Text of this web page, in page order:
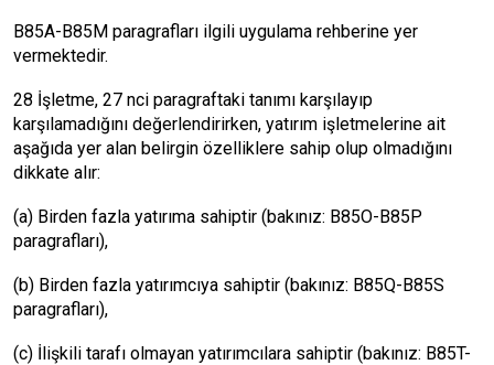
B85A-B85M paragrafları ilgili uygulama rehberine yer
vermektedir.
28 İşletme, 27 nci paragraftaki tanımı karşılayıp
karşılamadığını değerlendirirken, yatırım işletmelerine ait
aşağıda yer alan belirgin özelliklere sahip olup olmadığını
dikkate alır:
(a) Birden fazla yatırıma sahiptir (bakınız: B85O-B85P
paragrafları),
(b) Birden fazla yatırımcıya sahiptir (bakınız: B85Q-B85S
paragrafları),
(c) İlişkili tarafı olmayan yatırımcılara sahiptir (bakınız: B85T-